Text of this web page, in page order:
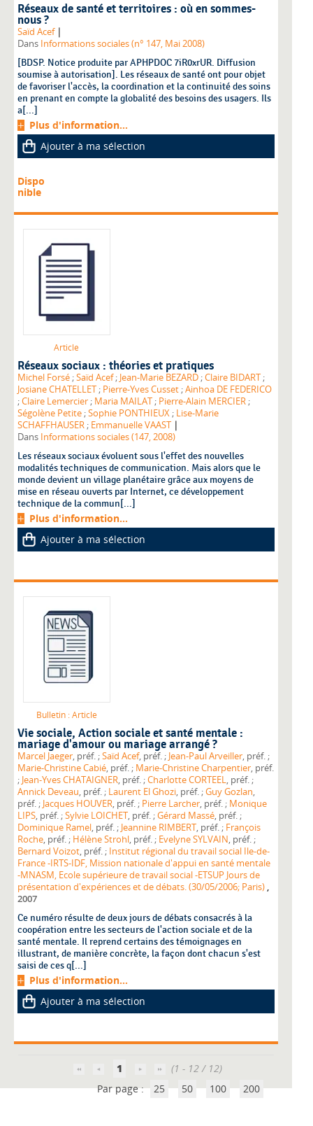
Réseaux de santé et territoires : où en sommes-
nous ?
Saïd Acef |
Dans Informations sociales (n° 147, Mai 2008)
[BDSP. Notice produite par APHPDOC 7iR0xrUR. Diffusion
soumise à autorisation]. Les réseaux de santé ont pour objet
de favoriser l'accès, la coordination et la continuité des soins
en prenant en compte la globalité des besoins des usagers. Ils
a[...]
Plus d'information...
Ajouter à ma sélection
Dispo
nible
Article
Réseaux sociaux : théories et pratiques
Michel Forsé ;Saïd Acef ; Jean-Marie BEZARD ;Claire BIDART ;
Josiane CHATELLET ; Pierre-Yves Cusset ;Ainhoa DE FEDERICO
;Claire Lemercier ; Maria MAILAT ; Pierre-Alain MERCIER ;
Ségolène Petite ;Sophie PONTHIEUX ; Lise-Marie
SCHAFFHAUSER ; Emmanuelle VAAST |
Dans Informations sociales (147, 2008)
Les réseaux sociaux évoluent sous l'effet des nouvelles
modalités techniques de communication. Mais alors que le
monde devient un village planétaire grâce aux moyens de
mise en réseau ouverts par Internet, ce développement
technique de la commun[...]
Plus d'information...
Ajouter à ma sélection
Bulletin : Article
Vie sociale, Action sociale et santé mentale :
mariage d'amour ou mariage arrangé ?
Marcel Jaeger , préf. ;Saïd Acef , préf. ; Jean-Paul Arveiller
, préf. ;
Marie-Christine Cabié
, préf. ; Marie-Christine Charpentier, préf.
; Jean-Yves CHATAIGNER , préf. ;Charlotte CORTEEL
, préf. ;
Annick Deveau
, préf. ; Laurent El Ghozi , préf. ;Guy Gozlan,
préf. ; Jacques HOUVER , préf. ; Pierre Larcher , préf. ; Monique
LIPS
, préf. ;Sylvie LOICHET , préf. ;Gérard Massé
, préf. ;
Dominique Ramel
, préf. ; Jeannine RIMBERT , préf. ; François
Roche
, préf. ; Hélène Strohl , préf. ; Evelyne SYLVAIN
, préf. ;
Bernard Voizot
, préf. ; Institut régional du travail social Ile-de-
France -IRTS-IDF, Mission nationale d'appui en santé mentale
-MNASM, Ecole supérieure de travail social -ETSUP Jours de
présentation d'expériences et de débats. (30/05/2006; Paris)
2007
Ce numéro résulte de deux jours de débats consacrés à la
coopération entre les secteurs de l'action sociale et de la
santé mentale. Il reprend certains des témoignages en
illustrant, de manière concrète, la façon dont chacun s'est
saisi de ces q[...]
Plus d'information...
Ajouter à ma sélection
1
(1 - 12 / 12)
Par page : 25 50 100 200